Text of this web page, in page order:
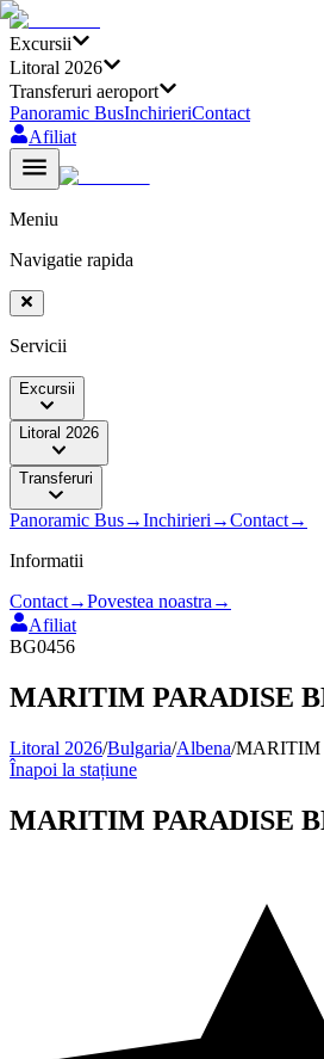
Excursii
Litoral 2026
Transferuri aeroport
Panoramic BusInchirieriContact
Afiliat
Meniu
Navigatie rapida
Servicii
Excursii
Litoral 2026
Transferuri
Panoramic Bus→Inchirieri →Contact→
Informatii
Contact→Povestea noastra →
Afiliat
BG0456
MARITIM PARADISE
Litoral 2026/Bulgaria/Albena/MARITIM
Înapoi la stațiune
MARITIM PARADISE